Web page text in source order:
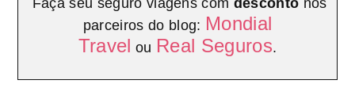
Faça seu seguro viagens com desconto nos
parceiros do blog: Mondial
Travel ou Real Seguros.